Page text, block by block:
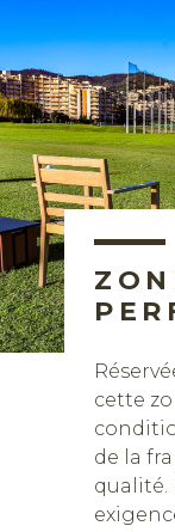
cette
de la
qualité.